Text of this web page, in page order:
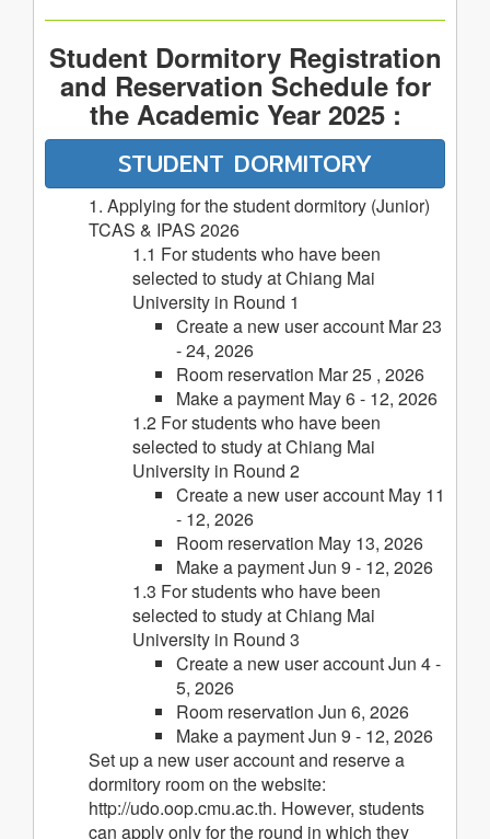
Student Dormitory Registration
and Reservation Schedule for
the Academic Year 2025 :
STUDENT DORMITORY
1. Applying for the student dormitory (Junior)
TCAS & IPAS 2026
1.1 For students who have been
selected to study at Chiang Mai
University in Round 1
Create a new user account Mar 23
- 24, 2026
Room reservation Mar 25 , 2026
Make a payment May 6 - 12, 2026
1.2 For students who have been
selected to study at Chiang Mai
University in Round 2
Create a new user account May 11
- 12, 2026
Room reservation May 13, 2026
Make a payment Jun 9 - 12, 2026
1.3 For students who have been
selected to study at Chiang Mai
University in Round 3
Create a new user account Jun 4 -
5, 2026
Room reservation Jun 6, 2026
Make a payment Jun 9 - 12, 2026
Set up a new user account and reserve a
dormitory room on the website:
http://udo.oop.cmu.ac.th. However, students
can apply only for the round in which they